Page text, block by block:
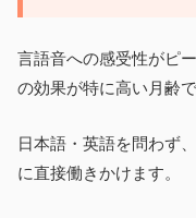
言語音への感受性がピ
の効果が特に高い月齢で
日本語・英語を問わず
に直接働きかけます。